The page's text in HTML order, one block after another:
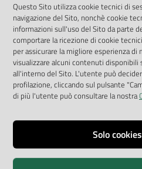
App Arpav
Rapporti regionali annuali
Le Infografiche
Dispenser dati
Vai alla pagina
Privacy
Questo Sito utilizza cookie tecnici di
navigazione del Sito, nonchè cookie
informazioni sull'uso del Sito da parte
comportare la ricezione di cookie
per assicurare la migliore esperienza
visualizzare alcuni contenuti
all'interno del Sito. L'utente può
profilazione, cliccando sul pulsante
di più l'utente può consultare la nostra
Solo